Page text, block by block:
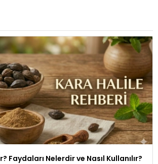
Faydaları Nelerdir ve Nasıl Kullanılır?